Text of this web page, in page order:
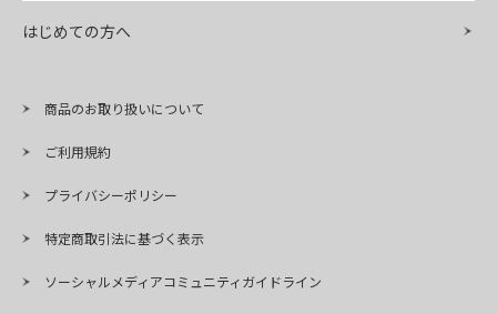
はじめての方へ
商品のお取り扱いについて
ご利用規約
プライバシーポリシー
特定商取引法に基づく表示
ソーシャルメディアコミュニティガイドライン